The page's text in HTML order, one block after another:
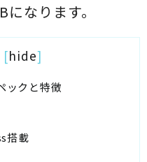
なります。
[hide]
ックと特徴
搭載